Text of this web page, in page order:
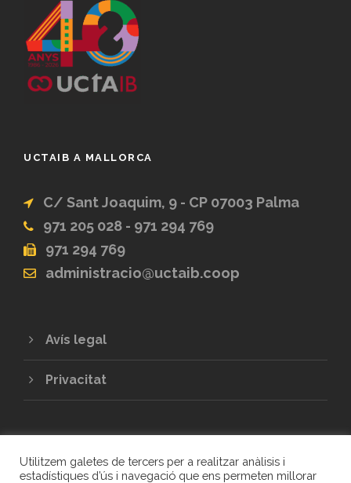
UCTAIB A MALLORCA
C/ Sant Joaquim, 9 - CP 07003 Palma
971 205 028 - 971 294 769
971 294 769
administracio@uctaib.coop
Avís legal
Privacitat
Utilitzem galetes de tercers per a realitzar anàlisis i
estadístiques d’ús i navegació que ens permeten millorar